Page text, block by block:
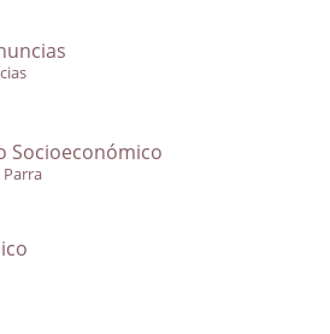
Socioeconómico